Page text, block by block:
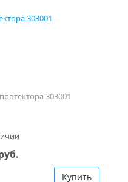
303001
Купить